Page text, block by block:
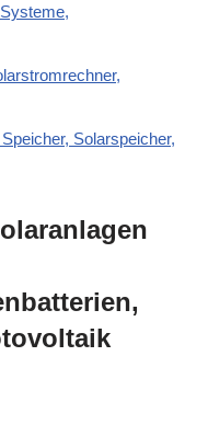
Solarspeicher,